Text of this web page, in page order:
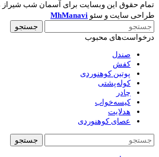
طراحی سایت و سئو MhManavi
جستجو
درخواست‌های محبوب
صندل
کفش
پوتین کوهنوردی
کوله‌پشتی
چادر
کیسه‌خواب
هدلایت
عصای کوهنوردی
جستجو